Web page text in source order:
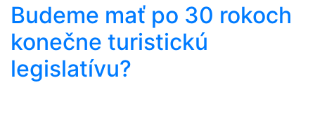
Budeme mať po 30 rokoch
konečne turistickú
legislatívu?